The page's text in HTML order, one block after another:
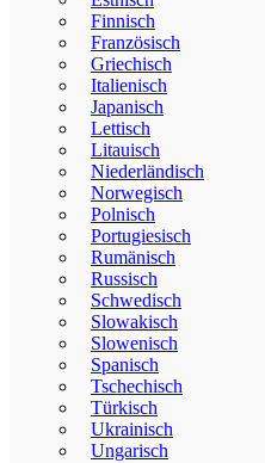
Finnisch
Französisch
Griechisch
Italienisch
Japanisch
Lettisch
Litauisch
Niederländisch
Norwegisch
Polnisch
Portugiesisch
Rumänisch
Russisch
Schwedisch
Slowakisch
Slowenisch
Spanisch
Tschechisch
Türkisch
Ukrainisch
Ungarisch